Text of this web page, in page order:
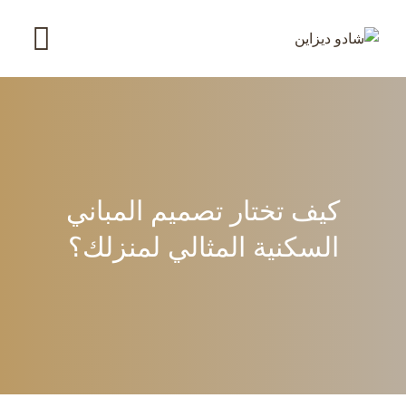
كيف تختار تصميم المباني
السكنية المثالي لمنزلك؟